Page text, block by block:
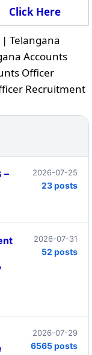
Click Here
Telangana
Accounts
Officer
Recruitment
–
2026-07-25
23 posts
2026-07-31
52 posts
2026-07-29
6565 posts